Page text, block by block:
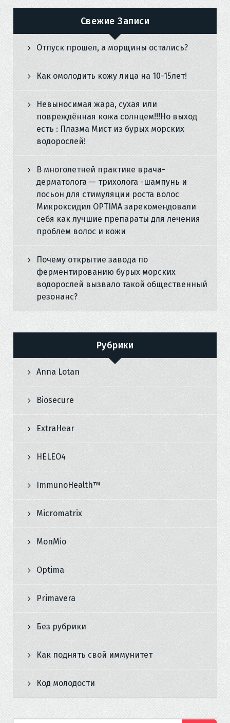
Свежие Записи
Отпуск прошел, а морщины остались?
Как омолодить кожу лица на 10-15лет!
Невыносимая жара, сухая или
повреждённая кожа солнцем!!!Но выход
есть : Плазма Мист из бурых морских
водорослей!
В многолетней практике врача-
дерматолога — трихолога -шампунь и
лосьон для стимуляции роста волос
Микроксидил OPTIMA зарекомендовали
себя как лучшие препараты для лечения
проблем волос и кожи
Почему открытие завода по
ферментированию бурых морских
водорослей вызвало такой общественный
резонанс?
Рубрики
Anna Lotan
Biosecure
ExtraHear
HELEO4
ImmunoHealth™
Micromatrix
MonMio
Optima
Primavera
Без рубрики
Как поднять свой иммунитет
Код молодости